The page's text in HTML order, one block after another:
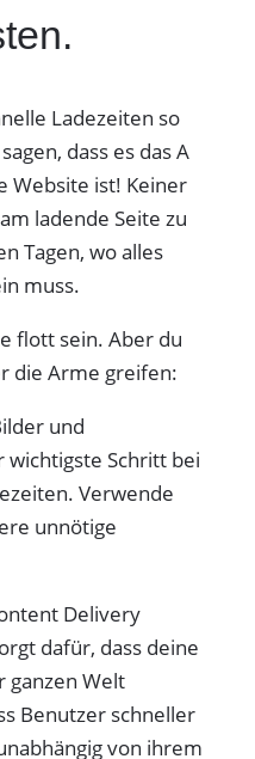
Ladezeiten so
dass es das A
Website ist! Keiner
ladende Seite zu
Tagen, wo alles
muss.
flott sein. Aber du
die Arme greifen:
und
wichtigste Schritt bei
Verwende
unnötige
Delivery
dafür, dass deine
ganzen Welt
Benutzer schneller
von ihrem